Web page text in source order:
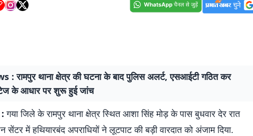
: रामपुर थाना क्षेत्र की घटना के बाद पुलिस अलर्ट, एसआईटी गठित कर
के आधार पर शुरू हुई जांच
गया जिले के रामपुर थाना क्षेत्र स्थित आशा सिंह मोड़ के पास बुधवार देर रात
में हथियारबंद अपराधियों ने लूटपाट की बड़ी वारदात को अंजाम दिया.